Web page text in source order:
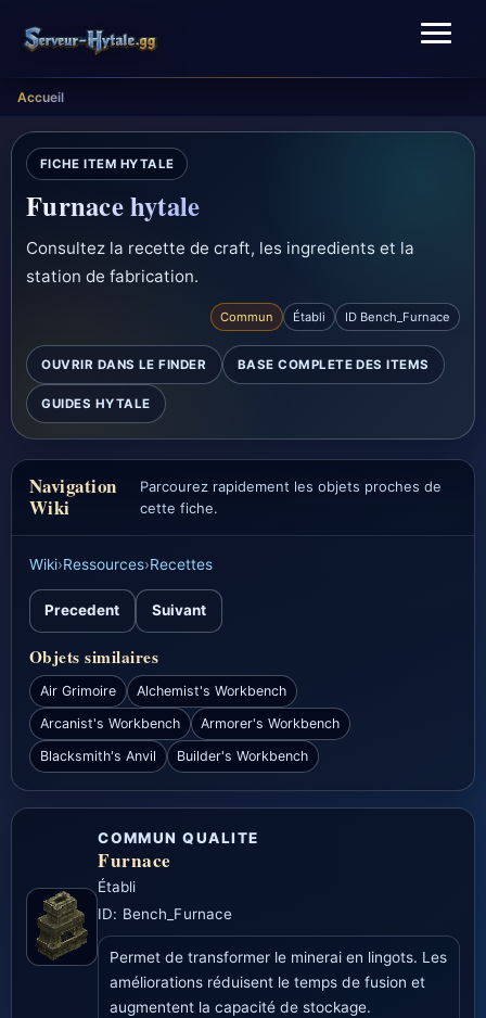
Accueil
FICHE ITEM HYTALE
Furnace hytale
Consultez la recette de craft, les ingredients et la
station de fabrication.
Commun Établi ID Bench_Furnace
OUVRIR DANS LE FINDER BASE COMPLETE DES ITEMS
GUIDES HYTALE
Navigation
Wiki
Parcourez rapidement les objets proches de
cette fiche.
Wiki›Ressources›Recettes
Precedent Suivant
Objets similaires
Air Grimoire
Alchemist's Workbench
Arcanist's Workbench
Armorer's Workbench
Blacksmith's Anvil
Builder's Workbench
COMMUN QUALITE
Furnace
Établi
ID: Bench_Furnace
Permet de transformer le minerai en lingots. Les
améliorations réduisent le temps de fusion et
augmentent la capacité de stockage.